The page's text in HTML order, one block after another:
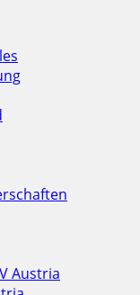
Austria